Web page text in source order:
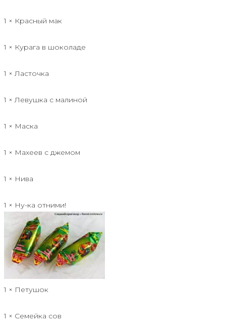
1 × Красный мак
1 × Курага в шоколаде
1 × Ласточка
1 × Левушка с малиной
1 × Маска
1 × Махеев с джемом
1 × Нива
1 × Ну-ка отними!
1 × Петушок
1 × Семейка сов